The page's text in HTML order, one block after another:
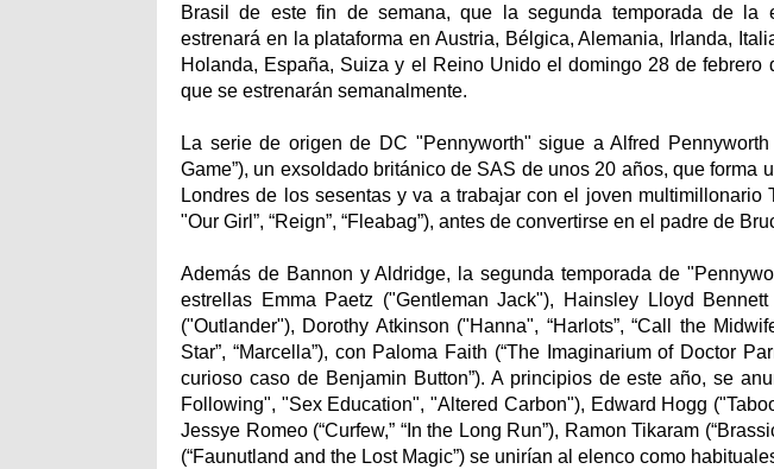
Brasil de este fin de semana, que la segunda temporada de la
estrenará en la plataforma en Austria, Bélgica, Alemania, Irlanda,
Holanda, España, Suiza y el Reino Unido el domingo 28 de febrero
que se estrenarán semanalmente.
La serie de origen de DC "Pennyworth" sigue a Alfred
Game”), un exsoldado británico de SAS de unos 20 años, que forma
Londres de los sesentas y va a trabajar con el joven multimillonario
"Our Girl”, “Reign”, “Fleabag”), antes de convertirse en el padre de
Además de Bannon y Aldridge, la segunda temporada de
estrellas Emma Paetz ("Gentleman Jack"), Hainsley Lloyd
("Outlander"), Dorothy Atkinson ("Hanna", “Harlots”, “Call the
Star”, “Marcella”), con Paloma Faith (“The Imaginarium of Doctor
curioso caso de Benjamin Button”). A principios de este año, se
Following", "Sex Education", "Altered Carbon"), Edward Hogg
Jessye Romeo (“Curfew,” “In the Long Run”), Ramon Tikaram
(“Faunutland and the Lost Magic”) se unirían al elenco como